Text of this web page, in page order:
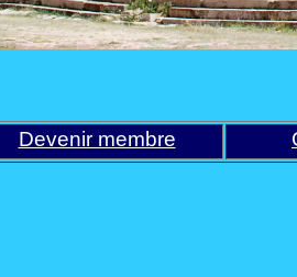
Devenir membre